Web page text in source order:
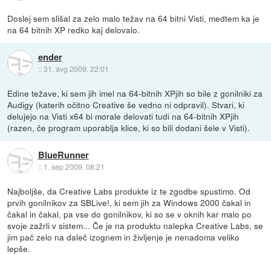
Doslej sem slišal za zelo malo težav na 64 bitni Visti, medtem ka je
na 64 bitnih XP redko kaj delovalo.
ender
::31. avg 2009, 22:01
Edine težave, ki sem jih imel na 64-bitnih XPjih so bile z gonilniki za
Audigy (katerih očitno Creative še vedno ni odpravil). Stvari, ki
delujejo na Visti x64 bi morale delovati tudi na 64-bitnih XPjih
(razen, če program uporablja klice, ki so bili dodani šele v Visti).
BlueRunner
:: 1. sep 2009, 08:21
Najboljše, da Creative Labs produkte iz te zgodbe spustimo. Od
prvih gonilnikov za SBLive!, ki sem jih za Windows 2000 čakal in
čakal in čakal, pa vse do gonilnikov, ki so se v oknih kar malo po
svoje zažrli v sistem... Če je na produktu nalepka Creative Labs, se
jim pač zelo na daleč izognem in življenje je nenadoma veliko
lepše.